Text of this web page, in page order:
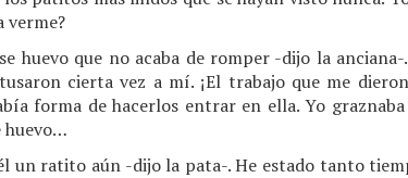
verme?
huevo que no acaba de romper -dijo la
cierta vez a mí. ¡El trabajo que me
forma de hacerlos entrar en ella. Yo
huevo…
un ratito aún -dijo la pata-. He estado tanto